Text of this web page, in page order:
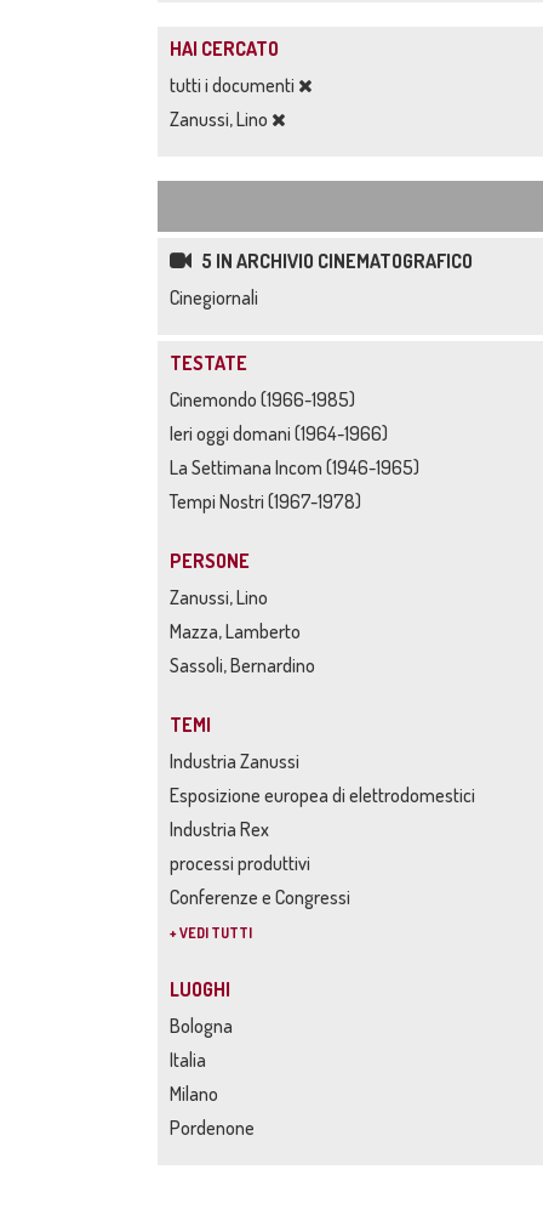
HAI CERCATO
tutti i documenti
Zanussi, Lino
5 IN ARCHIVIO CINEMATOGRAFICO
Cinegiornali
TESTATE
Cinemondo (1966-1985)
Ieri oggi domani (1964-1966)
La Settimana Incom (1946-1965)
Tempi Nostri (1967-1978)
PERSONE
Zanussi, Lino
Mazza, Lamberto
Sassoli, Bernardino
TEMI
Industria Zanussi
Esposizione europea di elettrodomestici
Industria Rex
processi produttivi
Conferenze e Congressi
+ VEDI TUTTI
LUOGHI
Bologna
Italia
Milano
Pordenone